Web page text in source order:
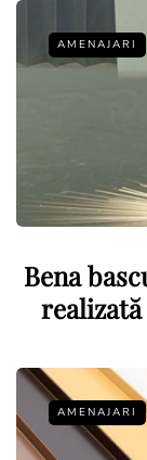
AMENAJARI
Bena
AMENAJARI